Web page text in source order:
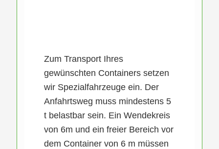
Zum Transport Ihres
gewünschten Containers setzen
wir Spezialfahrzeuge ein. Der
Anfahrtsweg muss mindestens 5
t belastbar sein. Ein Wendekreis
von 6m und ein freier Bereich vor
dem Container von 6 m müssen